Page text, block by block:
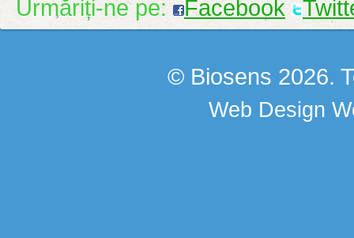
Urmăriți-ne pe: Facebook
© Biosens 2026.
Web Design